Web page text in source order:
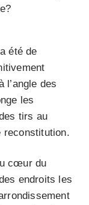
été de
l’angle des
les
tirs au
reconstitution.
cœur du
endroits les